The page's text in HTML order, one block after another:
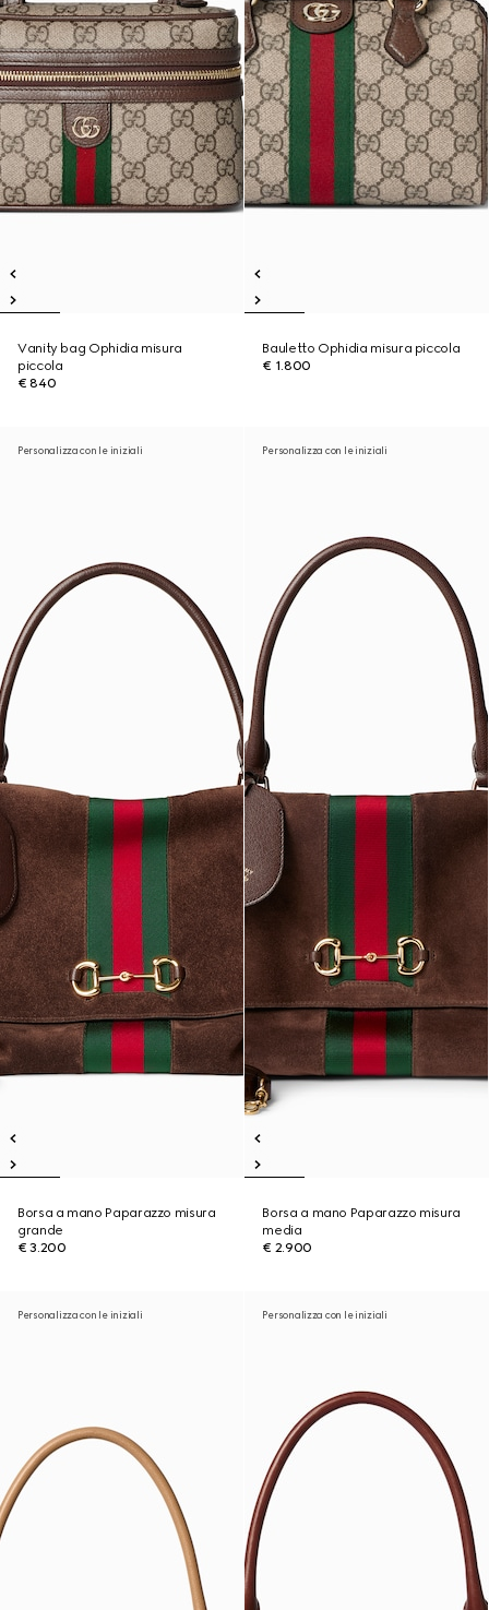
Vanity bag Ophidia misura
piccola
€ 840
Bauletto Ophidia misura piccola
€ 1.800
Personalizza con le iniziali
Borsa a mano Paparazzo misura
grande
€ 3.200
Personalizza con le iniziali
Borsa a mano Paparazzo misura
media
€ 2.900
Personalizza con le iniziali Personalizza con le iniziali